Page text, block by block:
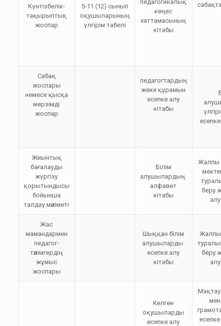
Күнтізбелік-
тақырыптық
жоспар
5-11 (12) сынып
оқушыларының
үлгірім табелі
педагогикалық
кеңес
хаттамасының
кітабы
Сабақ
жоспары
немесе қысқа
мерзімді
жоспар
педагогтардың
жеке құрамын
есепке алу
кітабы
Жиынтық
бағалауды
жүргізу
қорытындысы
бойынша
талдау мәліметі
Білім
алушылардың
алфавит
кітабы
Жалпы
беру
Жас
мамандармен
педагог-
тәлімгердің
жұмыс
жоспары
Шыққан білім
алушыларды
есепке алу
кітабы
Жалпы
беру
Келген
оқушыларды
есепке алу